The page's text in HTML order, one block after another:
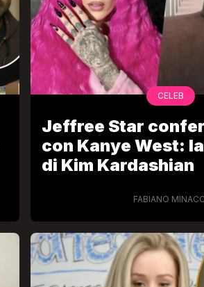
CELEB
Jeffree Star
con Kanye West:
di Kim Kardashian
FABIANO